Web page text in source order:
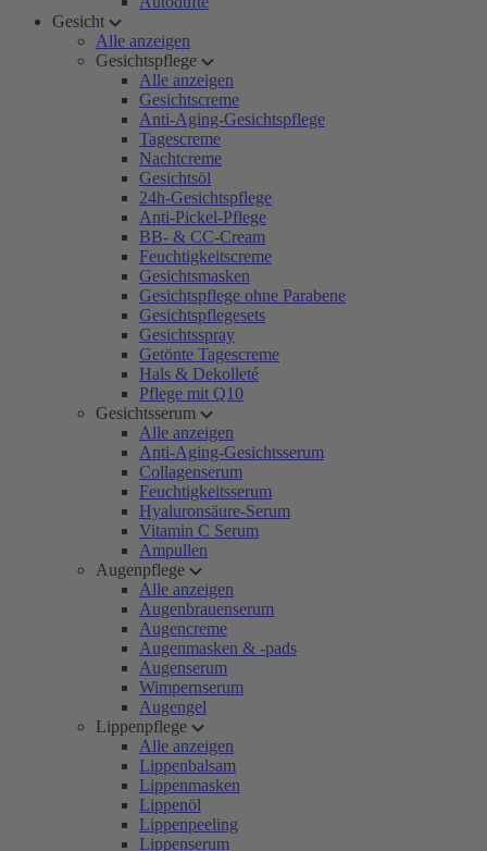
Gesicht
Alle anzeigen
Gesichtspflege
Alle anzeigen
Gesichtscreme
Anti-Aging-Gesichtspflege
Tagescreme
Nachtcreme
Gesichtsöl
24h-Gesichtspflege
Anti-Pickel-Pflege
BB- & CC-Cream
Feuchtigkeitscreme
Gesichtsmasken
Gesichtspflege ohne Parabene
Gesichtspflegesets
Gesichtsspray
Getönte Tagescreme
Hals & Dekolleté
Pflege mit Q10
Gesichtsserum
Alle anzeigen
Anti-Aging-Gesichtsserum
Collagenserum
Feuchtigkeitsserum
Hyaluronsäure-Serum
Vitamin C Serum
Ampullen
Augenpflege
Alle anzeigen
Augenbrauenserum
Augencreme
Augenmasken & -pads
Augenserum
Wimpernserum
Augengel
Lippenpflege
Alle anzeigen
Lippenbalsam
Lippenmasken
Lippenöl
Lippenpeeling
Lippenserum